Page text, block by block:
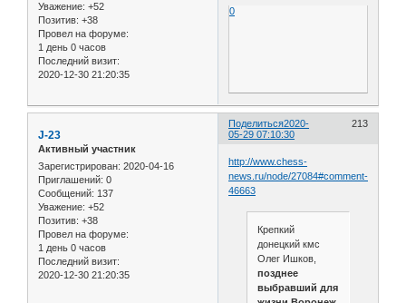
Уважение: +52
Позитив: +38
Провел на форуме:
1 день 0 часов
Последний визит:
2020-12-30 21:20:35
0
Поделиться 213
2020-
05-29 07:10:30
J-23
Активный участник
Зарегистрирован: 2020-04-16
Приглашений: 0
Сообщений: 137
Уважение: +52
Позитив: +38
Провел на форуме:
1 день 0 часов
Последний визит:
2020-12-30 21:20:35
http://www.chess-
news.ru/node/27084#comment-
46663
Крепкий
донецкий кмс
Олег Ишков,
позднее
выбравший для